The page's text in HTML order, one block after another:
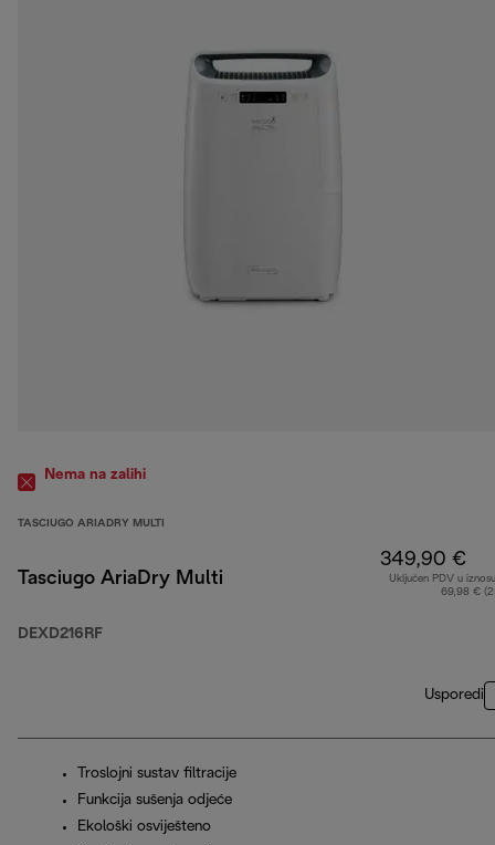
Nema na zalihi
TASCIUGO ARIADRY MULTI
Tasciugo AriaDry Multi
DEXD216RF
349,90 €
Uključen PDV u
69,98 €
Usporedi
Troslojni sustav filtracije
Funkcija sušenja odjeće
Ekološki osviješteno